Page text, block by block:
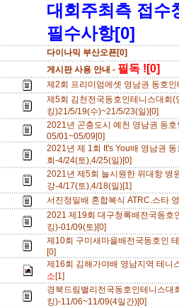
대회주최측 접수
필수사항[0]
다이나믹 부산오픈[0]
게시판 사용 안내 - 필독 ![0]
제2회 프리미엄에셋 영남권 동호
제5회 김천전국동호인테니스대회(
킹)21/5/19(수)~21/5/23(일)[0]
2021년 곤충도시 예천 영남권 동
05/01~05/09[0]
2021년 제 1회 It's You배 영남권 동
회-4/24(토),4/25(일)[0]
2021년 제5회 늘시원한 위대항 병
강-4/17(토),4/18(일)[1]
서진정밀배 혼합복식 ATRC.스타
2021 제19회 대구청록배전국동호
킹)-01/09(토)[0]
제10회 구미새마을배전국동호인
[0]
제16회 김해가야배 영남지역 테니
소[1]
경북드림밸리전국동호인테니스대
킹)-11/06~11/09(4일간)[0]